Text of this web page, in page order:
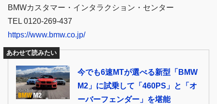
BMWカスタマー・インタラクション・センター
TEL 0120-269-437
https://www.bmw.co.jp/
あわせて読みたい
今でも6速MTが選べる新型「BMW
M2」に試乗して「460PS」と「オ
ーバーフェンダー」を堪能